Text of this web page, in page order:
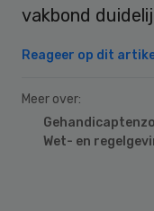
vakbond
Reageer op dit
Meer over:
Wet- en